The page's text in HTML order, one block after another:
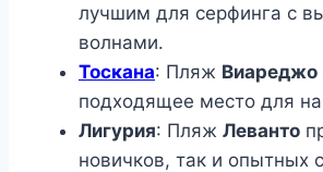
лучшим для серфинга с
волнами.
Тоскана: Пляж Виареджо
подходящее место для
Лигурия: Пляж Леванто
новичков, так и опытных